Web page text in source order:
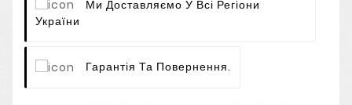
Ми Доставляємо У Всі Регіони
України
Гарантія Та Повернення.